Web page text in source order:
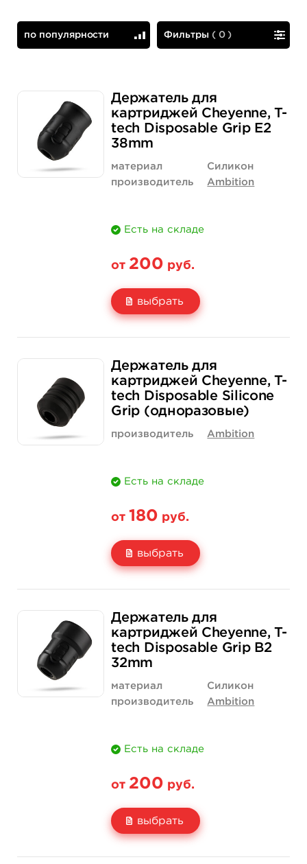
Фильтры (0 )
по популярности
Держатель для
картриджей Cheyenne, T-
tech Disposable Grip E2
38mm
материал
Силикон
производитель
Ambition
Есть на складе
от 200 руб.
выбрать
Количество
200 руб.
купить нет на складе
Держатель для
картриджей Cheyenne, T-
tech Disposable Silicone
Grip (одноразовые)
производитель Ambition
Есть на складе
от 180 руб.
выбрать
Количество
180 руб.
купить купить
Держатель для
картриджей Cheyenne, T-
tech Disposable Grip B2
32mm
материал
Силикон
производитель
Ambition
Есть на складе
от 200 руб.
выбрать